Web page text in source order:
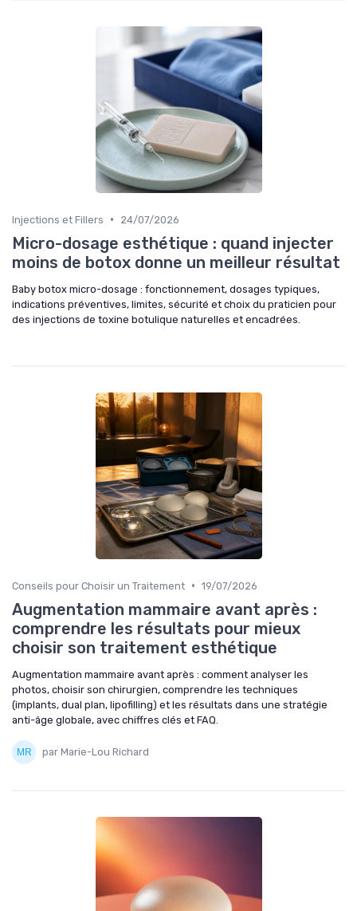
Injections et Fillers • 24/07/2026
Micro-dosage esthétique : quand injecter
moins de botox donne un meilleur résultat
Baby botox micro-dosage : fonctionnement, dosages typiques,
indications préventives, limites, sécurité et choix du praticien pour
des injections de toxine botulique naturelles et encadrées.
Conseils pour Choisir un Traitement • 19/07/2026
Augmentation mammaire avant après :
comprendre les résultats pour mieux
choisir son traitement esthétique
Augmentation mammaire avant après : comment analyser les
photos, choisir son chirurgien, comprendre les techniques
(implants, dual plan, lipofilling) et les résultats dans une stratégie
anti-âge globale, avec chiffres clés et FAQ.
par Marie-Lou Richard